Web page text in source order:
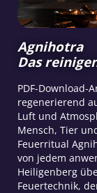
Agnihotra
Das
PDF-Download-
regenerierend
Luft und
Mensch, Tier
Feuerritual
von jedem
Heiligenberg
Feuertechnik,